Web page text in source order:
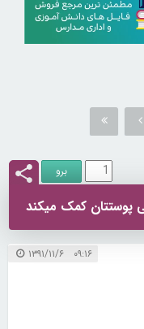
پوستتان کمک میکند
۰۹:۱۶ ۱۳۹۱/۱۱/۶